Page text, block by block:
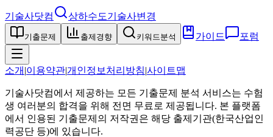
기술사닷컴 상하수도기술사변경
기출문제 출제경향 키워드분석 가이드 포럼
소개 |이용약관|개인정보처리방침|사이트맵
기술사닷컴에서 제공하는 모든 기출문제 분석 서비스는 수험
생 여러분의 합격을 위해 전면 무료로 제공됩니다. 본 플랫폼
에서 인용된 기출문제의 저작권은 해당 출제기관(한국산업인
력공단 등)에 있습니다.